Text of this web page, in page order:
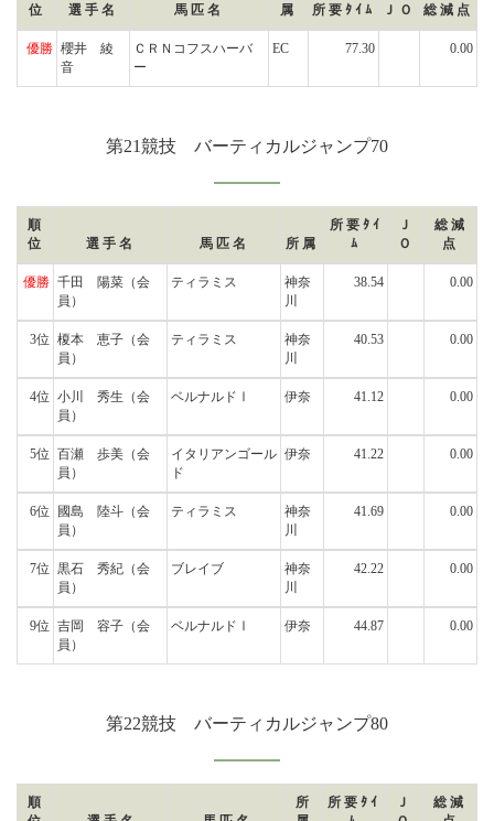
位
選手名 馬匹名
属
所要ﾀｲﾑ ＪＯ 総減点
優勝 櫻井 綾
音
ＣＲＮコフスハーバ
ー
EC 77.30 0.00
第21競技 バーティカルジャンプ70
順
位
選手名 馬匹名 所属
所要ﾀｲ
ﾑ
Ｊ
Ｏ
総減
点
優勝 千田 陽菜 （会
員）
ティラミス
神奈
川
38.54 0.00
3位 榎本 恵子 （会
員）
ティラミス
神奈
川
40.53 0.00
4位 小川 秀生 （会
員）
ベルナルドⅠ 伊奈 41.12 0.00
5位 百瀬 歩美 （会
員）
イタリアンゴール
ド
伊奈 41.22 0.00
6位 國島 陸斗 （会
員）
ティラミス
神奈
川
41.69 0.00
7位 黒石 秀紀 （会
員）
ブレイブ
神奈
川
42.22 0.00
9位 吉岡 容子 （会
員）
ベルナルドⅠ 伊奈 44.87 0.00
第22競技 バーティカルジャンプ80
順
所
所要ﾀｲ
Ｊ
総減